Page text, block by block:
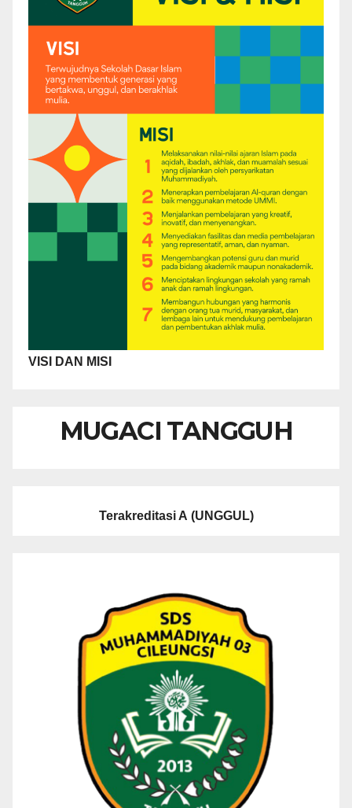
VISI DAN MISI
MUGACI TANGGUH
Terakreditasi A (UNGGUL)